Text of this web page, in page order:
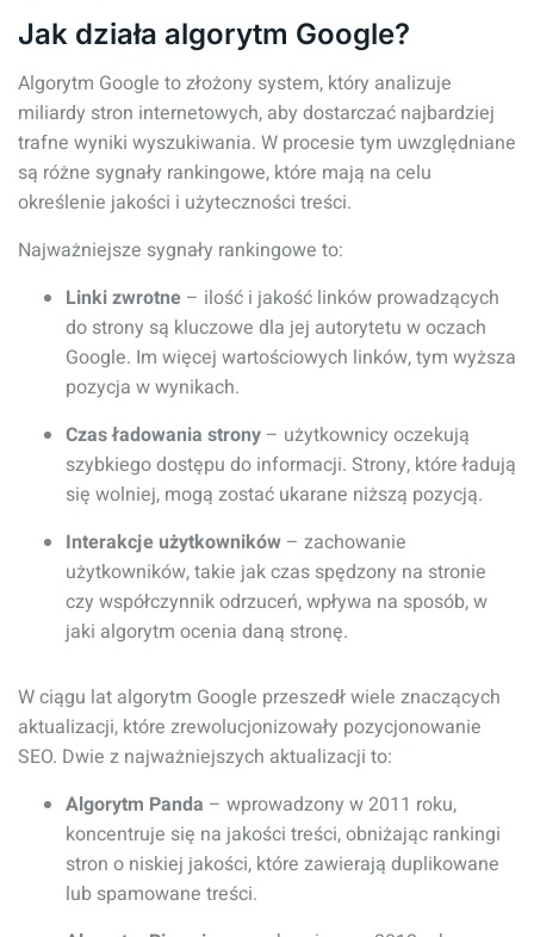
Jak działa algorytm Google?
Algorytm Google to złożony system, który analizuje
miliardy stron internetowych, aby dostarczać najbardziej
trafne wyniki wyszukiwania. W procesie tym uwzględniane
są różne sygnały rankingowe, które mają na celu
określenie jakości i użyteczności treści.
Najważniejsze sygnały rankingowe to:
Linki zwrotne – ilość i jakość linków prowadzących
do strony są kluczowe dla jej autorytetu w oczach
Google. Im więcej wartościowych linków, tym wyższa
pozycja w wynikach.
Czas ładowania strony – użytkownicy oczekują
szybkiego dostępu do informacji. Strony, które ładują
się wolniej, mogą zostać ukarane niższą pozycją.
Interakcje użytkowników – zachowanie
użytkowników, takie jak czas spędzony na stronie
czy współczynnik odrzuceń, wpływa na sposób, w
jaki algorytm ocenia daną stronę.
W ciągu lat algorytm Google przeszedł wiele znaczących
aktualizacji, które zrewolucjonizowały pozycjonowanie
SEO. Dwie z najważniejszych aktualizacji to:
Algorytm Panda – wprowadzony w 2011 roku,
koncentruje się na jakości treści, obniżając rankingi
stron o niskiej jakości, które zawierają duplikowane
lub spamowane treści.